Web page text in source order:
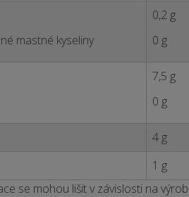
mastné kyseliny
0,2 g
0 g
7,5 g
0 g
4 g
1 g
se mohou lišit v závislosti na